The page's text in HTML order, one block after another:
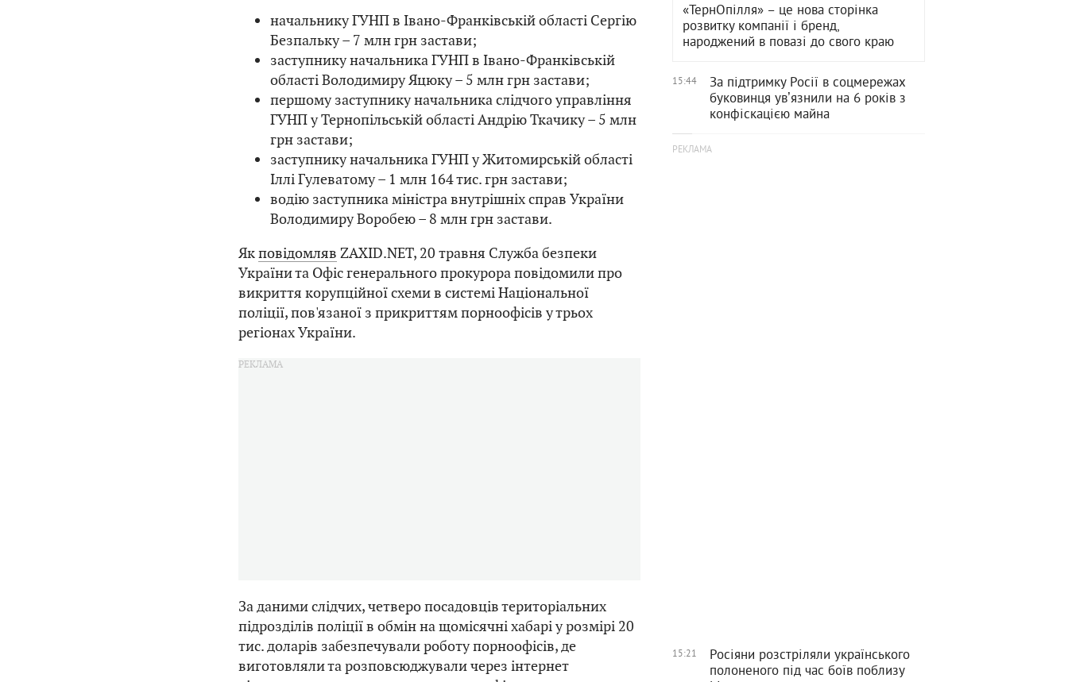
начальнику ГУНП в Івано-Франківській області Сергію
Безпальку – 7 млн грн застави;
заступнику начальника ГУНП в Івано-Франківській
області Володимиру Яцюку – 5 млн грн застави;
першому заступнику начальника слідчого управління
ГУНП у Тернопільській області Андрію Ткачику – 5 млн
грн застави;
заступнику начальника ГУНП у Житомирській області
Іллі Гулеватому – 1 млн 164 тис. грн застави;
водію заступника міністра внутрішніх справ України
Володимиру Воробею – 8 млн грн застави.
Якповідомляв ZAXID.NET, 20 травня Служба безпеки
України та Офіс генерального прокурора повідомили про
викриття корупційної схеми в системі Національної
поліції, пов'язаної з прикриттям порноофісів у трьох
регіонах України.
За даними слідчих, четверо посадовців територіальних
підрозділів поліції в обмін на щомісячні хабарі у розмірі 20
тис. доларів забезпечували роботу порноофісів, де
виготовляли та розповсюджували через інтернет
«ТернОпілля» – це нова сторінка
розвитку компанії і бренд,
народжений в повазі до свого краю
15:44
За підтримку Росії в соцмережах
буковинця увʼязнили на 6 років з
конфіскацією майна
15:21
Росіяни розстріляли українського
полоненого під час боїв поблизу